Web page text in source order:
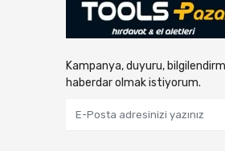
Kampanya, duyuru,
haberdar olmak istiyorum.